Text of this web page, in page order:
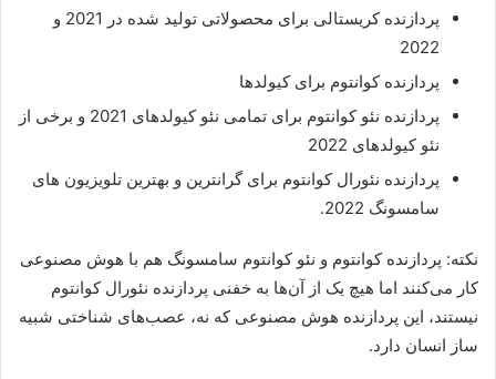
پردازنده کریستالی برای محصولاتی تولید شده در 2021 و
2022
پردازنده کوانتوم برای کیولدها
پردازنده نئو کوانتوم برای تمامی نئو کیولدهای 2021 و برخی از
نئو کیولدهای 2022
پردازنده نئورال کوانتوم برای گرانترین و بهترین تلویزیون های
سامسونگ 2022.
نکته: پردازنده کوانتوم و نئو کوانتوم سامسونگ هم با هوش مصنوعی
کار می‌کنند اما هیچ یک از آن‌ها به خفنی پردازنده نئورال کوانتوم
نیستند، این پردازنده هوش مصنوعی که نه، عصب‌های شناختی شبیه
ساز انسان دارد.